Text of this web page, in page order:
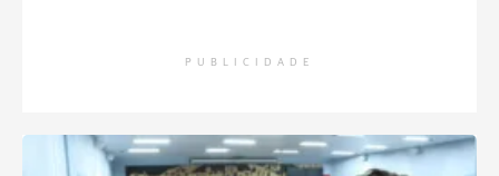
PUBLICIDADE